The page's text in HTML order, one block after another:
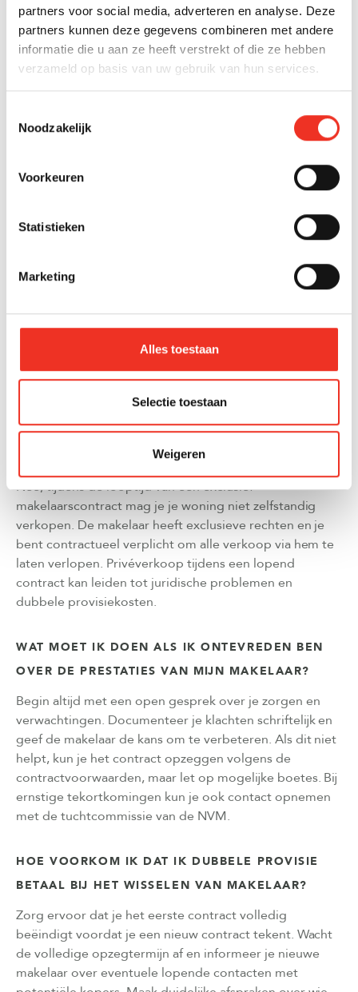
partners voor social media, adverteren en analyse. Deze
partners kunnen deze gegevens combineren met andere
informatie die u aan ze heeft verstrekt of die ze hebben
verzameld op basis van uw gebruik van hun services.
Noodzakelijk
Voorkeuren
Statistieken
Marketing
Alles toestaan
Selectie toestaan
Weigeren
kopers heeft geïntroduceerd, heeft hij vaak nog 3
maanden na contractbeëindiging recht op provisie als
een van deze kopers alsnog koopt. Communiceer
daarom duidelijk met je nieuwe makelaar over
waarderingom je nieuwe verkoopstrategie goed voor
Het begrijpen van contractvoorwaarden is cruciaal voor
beëindigingsmogelijkheden en je rechten als verkoper,
voor transparante afspraken en heldere communicatie
over alle contractaspecten.
voor een
KAN IK MIJN HUIS NOG STEEDS PRIVÉ
VERKOPEN ALS IK EEN MAKELAAR HEB
Nee, tijdens de looptijd van een exclusief
makelaarscontract mag je je woning niet zelfstandig
verkopen. De makelaar heeft exclusieve rechten en je
bent contractueel verplicht om alle verkoop via hem te
laten verlopen. Privéverkoop tijdens een lopend
contract kan leiden tot juridische problemen en
dubbele provisiekosten.
WAT MOET IK DOEN ALS IK ONTEVREDEN BEN
OVER DE PRESTATIES VAN MIJN MAKELAAR?
Begin altijd met een open gesprek over je zorgen en
verwachtingen. Documenteer je klachten schriftelijk en
geef de makelaar de kans om te verbeteren. Als dit niet
helpt, kun je het contract opzeggen volgens de
contractvoorwaarden, maar let op mogelijke boetes. Bij
ernstige tekortkomingen kun je ook contact opnemen
met de tuchtcommissie van de NVM.
HOE VOORKOM IK DAT IK DUBBELE PROVISIE
BETAAL BIJ HET WISSELEN VAN MAKELAAR?
Zorg ervoor dat je het eerste contract volledig
beëindigt voordat je een nieuw contract tekent. Wacht
de volledige opzegtermijn af en informeer je nieuwe
makelaar over eventuele lopende contacten met